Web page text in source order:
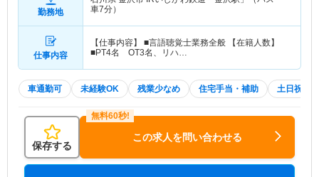
勤務地
車7分）
仕事内容
【仕事内容】 ■言語聴覚士業務全般 【在籍人数】
■PT4名 OT3名、リハ…
車通勤可 未経験OK 残業少なめ 住宅手当・補助 土日祝休
保存する
この求人を問い合わせる